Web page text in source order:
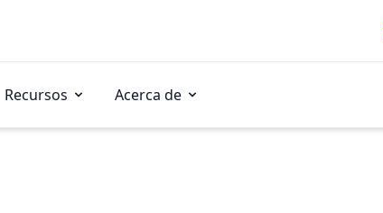
Recursos Acerca de